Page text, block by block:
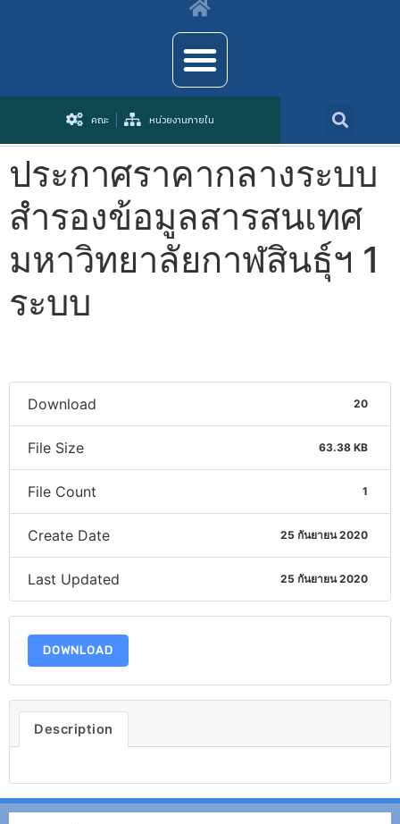
คณะ หน่วยงานภายใน
ประกาศราคากลางระบบ
สำรองข้อมูลสารสนเทศ
มหาวิทยาลัยกาฬสินธุ์ฯ 1
ระบบ
Download 20
File Size 63.38 KB
File Count 1
Create Date 25 กันยายน 2020
Last Updated 25 กันยายน 2020
DOWNLOAD
Description